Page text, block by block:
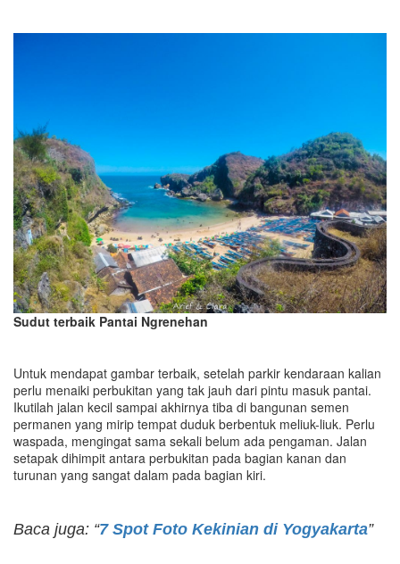
Sudut terbaik Pantai Ngrenehan
Untuk mendapat gambar terbaik, setelah parkir kendaraan kalian
perlu menaiki perbukitan yang tak jauh dari pintu masuk pantai.
Ikutilah jalan kecil sampai akhirnya tiba di bangunan semen
permanen yang mirip tempat duduk berbentuk meliuk-liuk. Perlu
waspada, mengingat sama sekali belum ada pengaman. Jalan
setapak dihimpit antara perbukitan pada bagian kanan dan
turunan yang sangat dalam pada bagian kiri.
Baca juga: “7 Spot Foto Kekinian di Yogyakarta”